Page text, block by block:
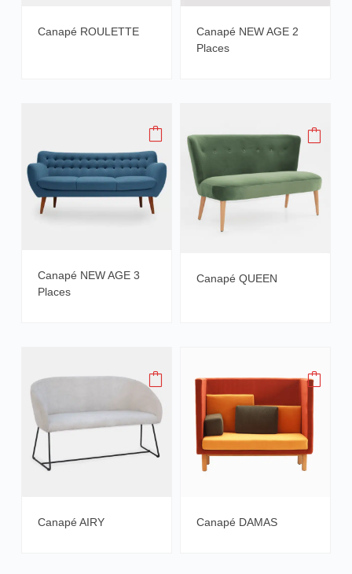
Canapé ROULETTE
Canapé NEW AGE 2
Places
Canapé NEW AGE 3
Places
Canapé QUEEN
Canapé AIRY Canapé DAMAS